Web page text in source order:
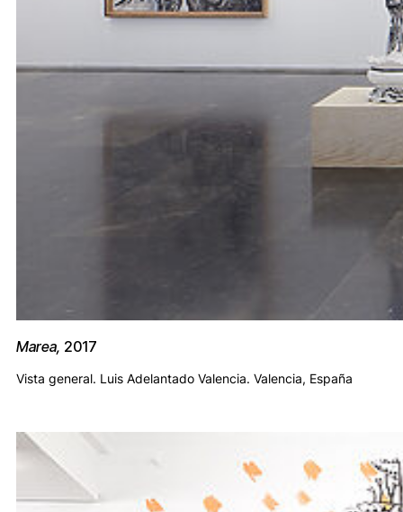
Marea, 2017
Vista general. Luis Adelantado Valencia. Valencia, España